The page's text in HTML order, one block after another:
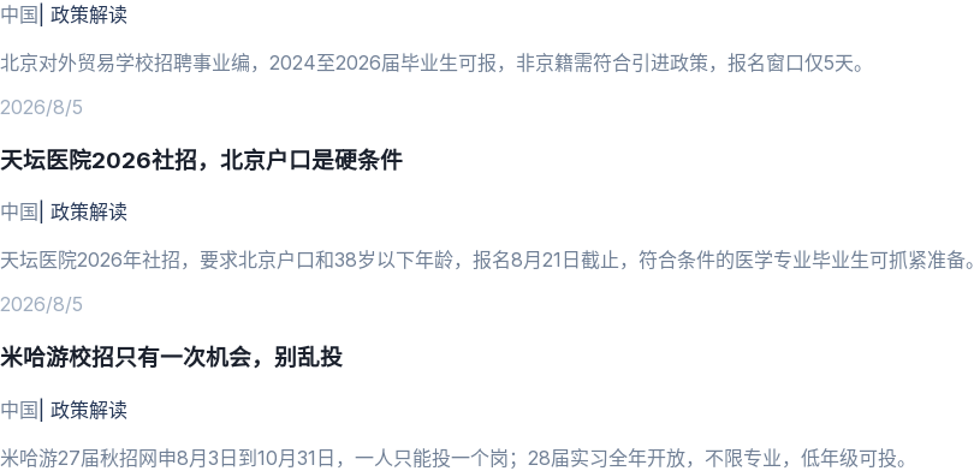
中国 政策解读
北京对外贸易学校招聘事业编，2024至2026届毕业生可报，非京籍需符合引进政策，报名窗口仅5天。
2026/8/5
天坛医院2026社招，北京户口是硬条件
中国 政策解读
天坛医院2026年社招，要求北京户口和38岁以下年龄，报名8月21日截止，符合条件的医学专业毕业生可抓紧准备。
2026/8/5
米哈游校招只有一次机会，别乱投
中国 政策解读
米哈游27届秋招网申8月3日到10月31日，一人只能投一个岗；28届实习全年开放，不限专业，低年级可投。